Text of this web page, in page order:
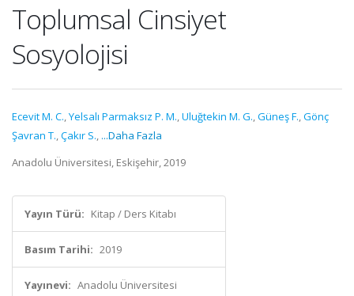
Toplumsal Cinsiyet
Sosyolojisi
Ecevit M. C.,Yelsalı Parmaksız P. M.,Uluğtekin M. G.,Güneş F.,Gönç
Şavran T.,Çakır S., ...Daha Fazla
Anadolu Üniversitesi, Eskişehir, 2019
Yayın Türü: Kitap / Ders Kitabı
Basım Tarihi: 2019
Yayınevi: Anadolu Üniversitesi